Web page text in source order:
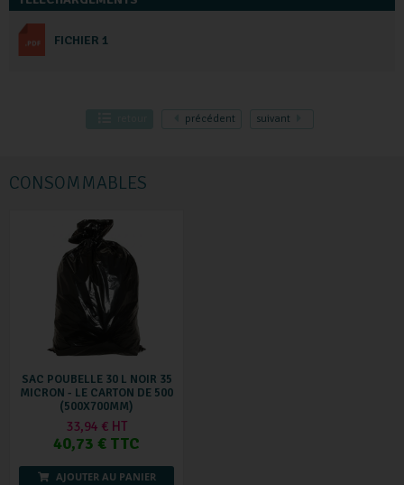
FICHIER 1
précédent suivant
CONSOMMABLES
SAC POUBELLE 30 L NOIR 35
MICRON - LE CARTON DE 500
(500X700MM)
33,94 € HT
40,73 € TTC
AJOUTER AU PANIER